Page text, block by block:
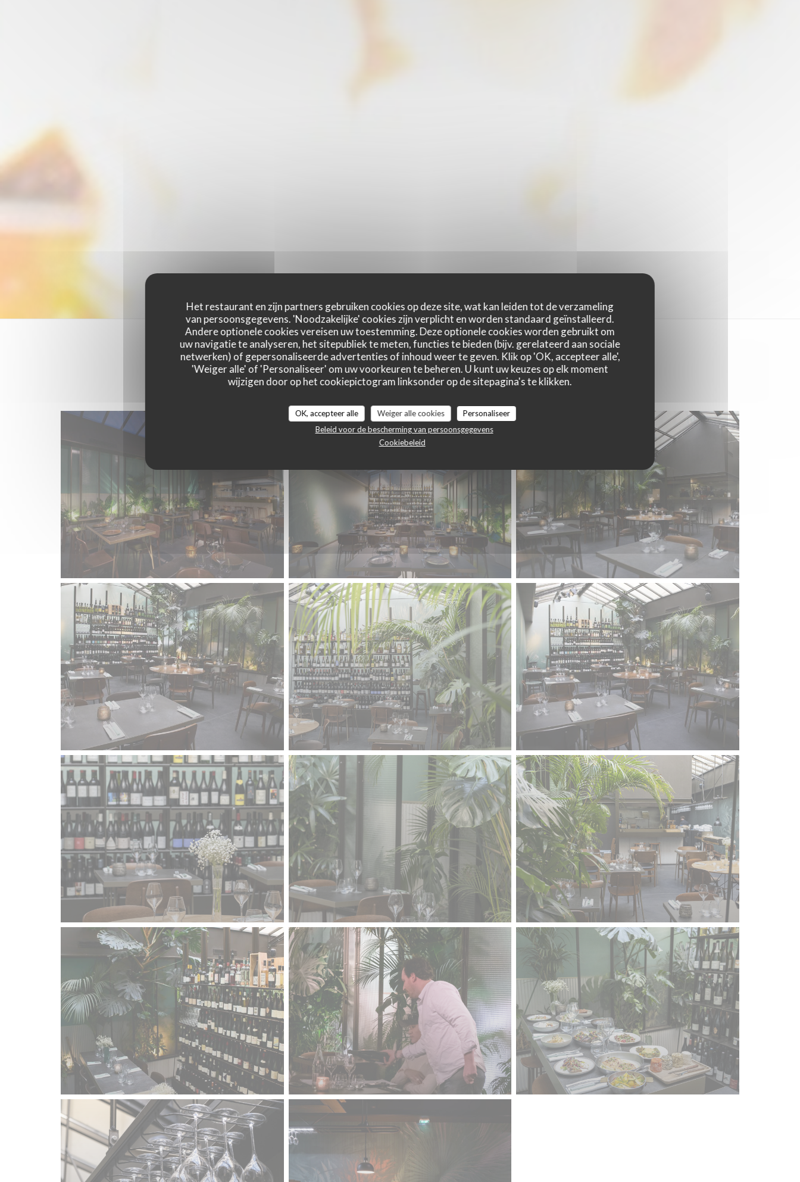
Het restaurant en zijn partners gebruiken cookies op deze site, wat kan leiden tot de verzameling
van persoonsgegevens. 'Noodzakelijke' cookies zijn verplicht en worden standaard geïnstalleerd.
Andere optionele cookies vereisen uw toestemming. Deze optionele cookies worden gebruikt om
uw navigatie te analyseren, het sitepubliek te meten, functies te bieden (bijv. gerelateerd aan sociale
netwerken) of gepersonaliseerde advertenties of inhoud weer te geven. Klik op 'OK, accepteer alle',
'Weiger alle' of 'Personaliseer' om uw voorkeuren te beheren. U kunt uw keuzes op elk moment
wijzigen door op het cookiepictogram linksonder op de sitepagina's te klikken.
OK, accepteer alle Weiger alle cookies
Personaliseer
Beleid voor de bescherming van persoonsgegevens
Cookiebeleid
Le restaurant